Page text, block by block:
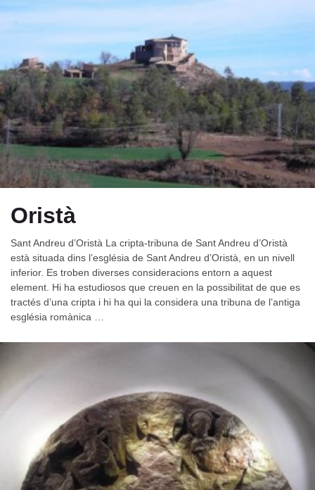
Oristà
Sant Andreu d’Oristà La cripta-tribuna de Sant Andreu d’Oristà
està situada dins l’església de Sant Andreu d’Oristà, en un nivell
inferior. Es troben diverses consideracions entorn a aquest
element. Hi ha estudiosos que creuen en la possibilitat de que es
tractés d’una cripta i hi ha qui la considera una tribuna de l’antiga
església romànica …